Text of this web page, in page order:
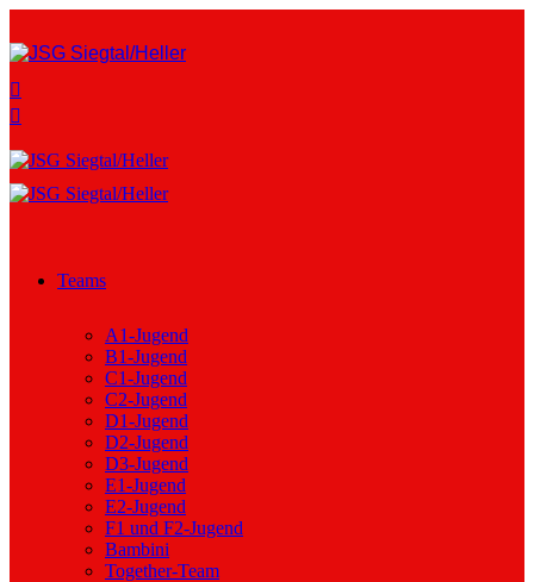
Teams
A1-Jugend
B1-Jugend
C1-Jugend
C2-Jugend
D1-Jugend
D2-Jugend
D3-Jugend
E1-Jugend
E2-Jugend
F1 und F2-Jugend
Bambini
Together-Team